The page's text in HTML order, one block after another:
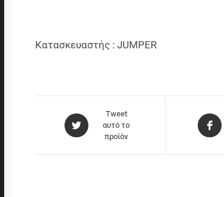
Κατασκευαστής : JUMPER
Tweet
αυτό το
προϊόν